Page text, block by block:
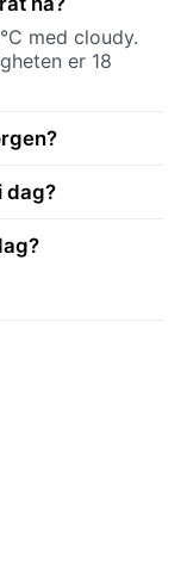
med cloudy.
er 18
dag?